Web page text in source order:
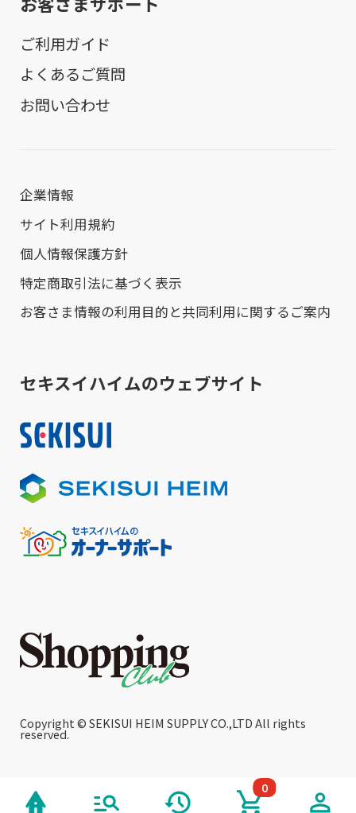
ご利用ガイド
よくあるご質問
お問い合わせ
企業情報
サイト利用規約
個人情報保護方針
特定商取引法に基づく表示
お客さま情報の利用目的と共同利用に関するご案内
セキスイハイムのウェブサイト
Copyright © SEKISUI HEIM SUPPLY CO.,LTD All rights
reserved.
0